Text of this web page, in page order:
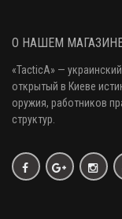
О НАШЕМ
«TacticA» —
открытый в Киеве
оружия, работников
структур.